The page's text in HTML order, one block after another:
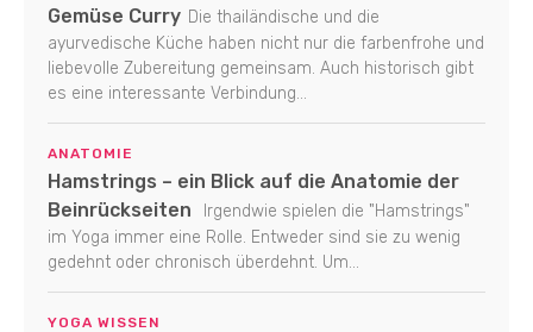
Gemüse Curry Die thailändische und die
ayurvedische Küche haben nicht nur die farbenfrohe und
liebevolle Zubereitung gemeinsam. Auch historisch gibt
es eine interessante Verbindung...
ANATOMIE
Hamstrings – ein Blick auf die Anatomie der
Beinrückseiten
Irgendwie spielen die "Hamstrings"
im Yoga immer eine Rolle. Entweder sind sie zu wenig
gedehnt oder chronisch überdehnt. Um...
YOGA WISSEN